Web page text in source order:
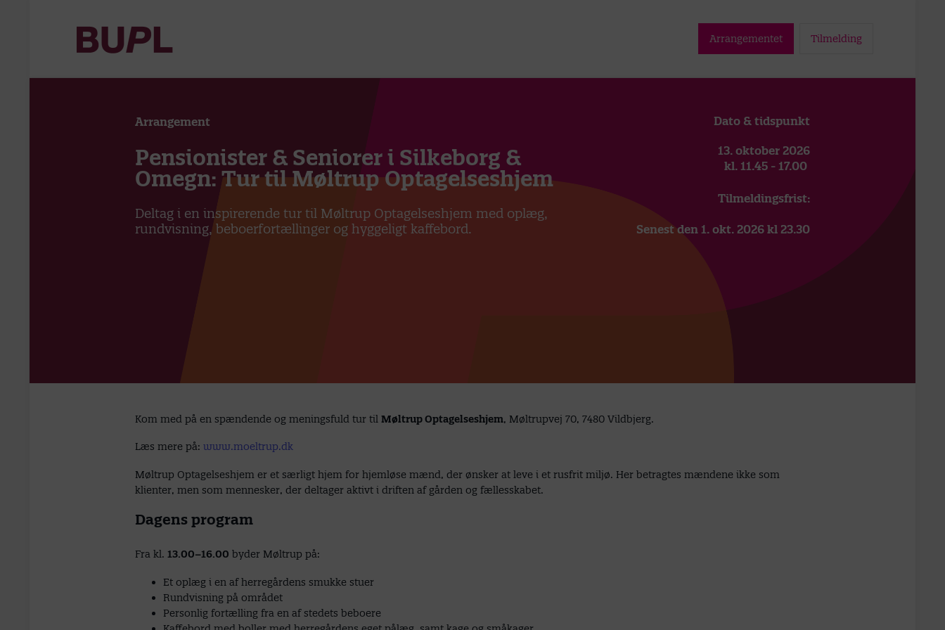
Arrangementet Tilmelding
Arrangement
Pensionister & Seniorer i Silkeborg &
Omegn: Tur til Møltrup Optagelseshjem
Deltag i en inspirerende tur til Møltrup Optagelseshjem med oplæg,
rundvisning, beboerfortællinger og hyggeligt kaffebord.
Dato & tidspunkt
13. oktober 2026
kl. 11.45 - 17.00
Tilmeldingsfrist:
Senest den 1. okt. 2026 kl 23.30
Kom med på en spændende og meningsfuld tur til Møltrup Optagelseshjem, Møltrupvej 70, 7480 Vildbjerg.
Læs mere på: www.moeltrup.dk
Møltrup Optagelseshjem er et særligt hjem for hjemløse mænd, der ønsker at leve i et rusfrit miljø. Her betragtes mændene ikke som
klienter, men som mennesker, der deltager aktivt i driften af gården og fællesskabet.
Dagens program
Fra kl. 13.00–16.00 byder Møltrup på:
Et oplæg i en af herregårdens smukke stuer
Rundvisning på området
Personlig fortælling fra en af stedets beboere